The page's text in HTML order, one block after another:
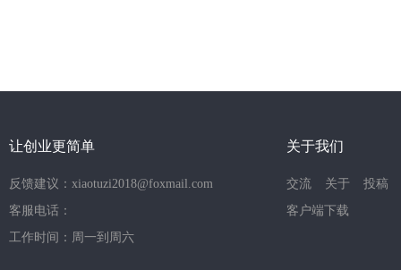
让创业更简单
反馈建议：xiaotuzi2018@foxmail.com
客服电话：
工作时间：周一到周六
关于我们
交流 关于
投稿
客户端下载